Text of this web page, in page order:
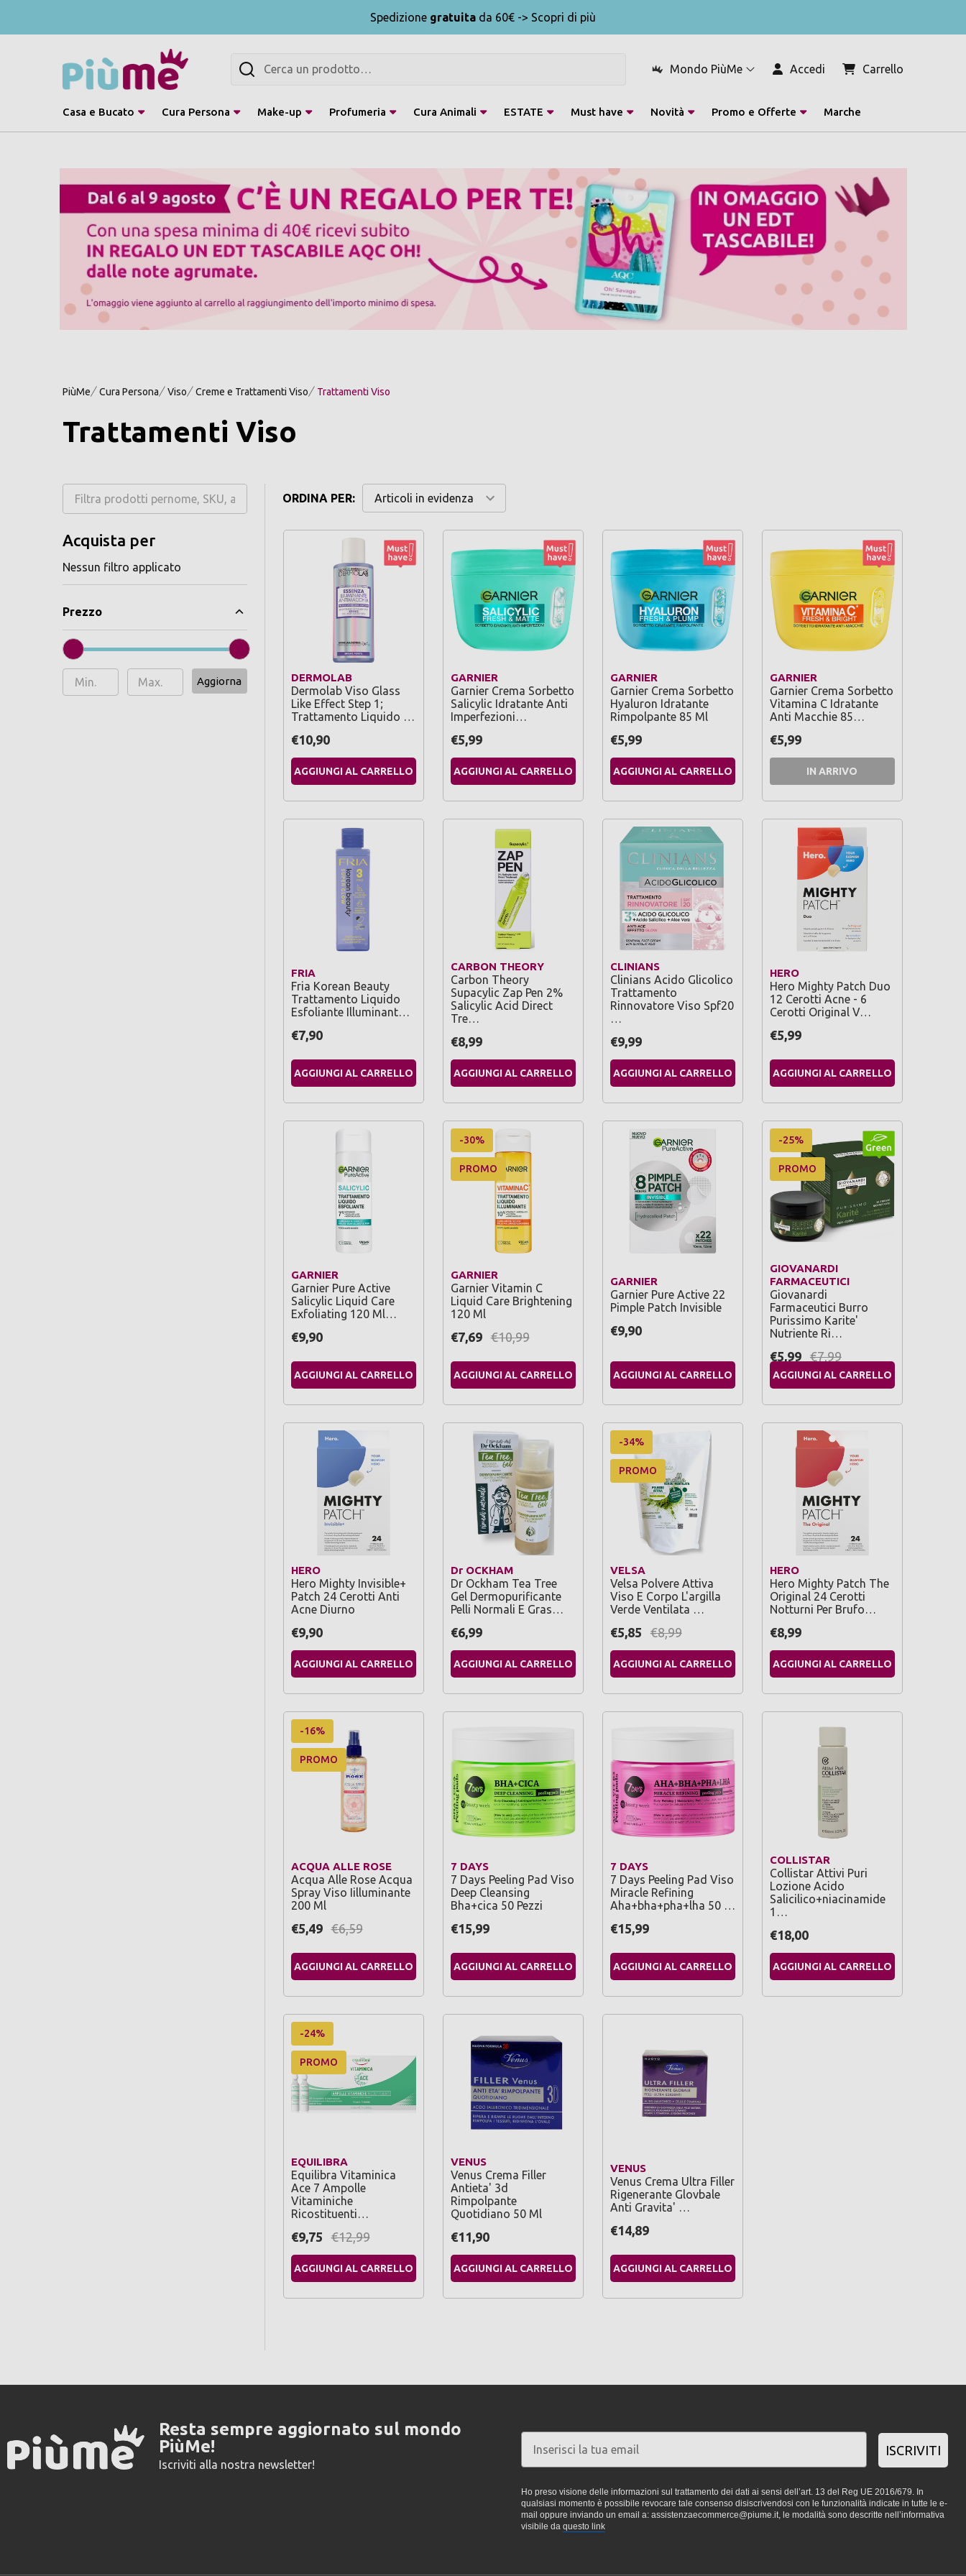
Spedizione gratuita da 60€ -> Scopri di più
Mondo PiùMe Accedi Carrello
Cerca
Casa e Bucato Cura Persona Make-up Profumeria Cura Animali ESTATE Must have Novità Promo e Offerte Marche
PiùMe Cura Persona Viso Creme e Trattamenti Viso Trattamenti Viso
Trattamenti Viso
Acquista per
Nessun filtro applicato
Prezzo
Aggiorna
ORDINA PER:
DERMOLAB
Dermolab Viso Glass
Like Effect Step 1;
Trattamento Liquido …
€10,90
AGGIUNGI AL CARRELLO
GARNIER
Garnier Crema Sorbetto
Salicylic Idratante Anti
Imperfezioni…
€5,99
AGGIUNGI AL CARRELLO
GARNIER
Garnier Crema Sorbetto
Hyaluron Idratante
Rimpolpante 85 Ml
€5,99
AGGIUNGI AL CARRELLO
GARNIER
Garnier Crema Sorbetto
Vitamina C Idratante
Anti Macchie 85…
€5,99
IN ARRIVO
FRIA
Fria Korean Beauty
Trattamento Liquido
Esfoliante Illuminant…
€7,90
AGGIUNGI AL CARRELLO
CARBON THEORY
Carbon Theory
Supacylic Zap Pen 2%
Salicylic Acid Direct
Tre…
€8,99
AGGIUNGI AL CARRELLO
CLINIANS
Clinians Acido Glicolico
Trattamento
Rinnovatore Viso Spf20
…
€9,99
AGGIUNGI AL CARRELLO
HERO
Hero Mighty Patch Duo
12 Cerotti Acne - 6
Cerotti Original V…
€5,99
AGGIUNGI AL CARRELLO
GARNIER
Garnier Pure Active
Salicylic Liquid Care
Exfoliating 120 Ml…
€9,90
AGGIUNGI AL CARRELLO
-30%
PROMO
GARNIER
Garnier Vitamin C
Liquid Care Brightening
120 Ml
€7,69 €10,99
AGGIUNGI AL CARRELLO
GARNIER
Garnier Pure Active 22
Pimple Patch Invisible
€9,90
AGGIUNGI AL CARRELLO
-25%
PROMO
GIOVANARDI
FARMACEUTICI
Giovanardi
Farmaceutici Burro
Purissimo Karite'
Nutriente Ri…
€5,99 €7,99
AGGIUNGI AL CARRELLO
HERO
Hero Mighty Invisible+
Patch 24 Cerotti Anti
Acne Diurno
€9,90
AGGIUNGI AL CARRELLO
Dr OCKHAM
Dr Ockham Tea Tree
Gel Dermopurificante
Pelli Normali E Gras…
€6,99
AGGIUNGI AL CARRELLO
-34%
PROMO
VELSA
Velsa Polvere Attiva
Viso E Corpo L'argilla
Verde Ventilata …
€5,85 €8,99
AGGIUNGI AL CARRELLO
HERO
Hero Mighty Patch The
Original 24 Cerotti
Notturni Per Brufo…
€8,99
AGGIUNGI AL CARRELLO
-16%
PROMO
ACQUA ALLE ROSE
Acqua Alle Rose Acqua
Spray Viso Iilluminante
200 Ml
€5,49 €6,59
AGGIUNGI AL CARRELLO
7 DAYS
7 Days Peeling Pad Viso
Deep Cleansing
Bha+cica 50 Pezzi
€15,99
AGGIUNGI AL CARRELLO
7 DAYS
7 Days Peeling Pad Viso
Miracle Refining
Aha+bha+pha+lha 50 …
€15,99
AGGIUNGI AL CARRELLO
COLLISTAR
Collistar Attivi Puri
Lozione Acido
Salicilico+niacinamide
1…
€18,00
AGGIUNGI AL CARRELLO
-24%
PROMO
EQUILIBRA
Equilibra Vitaminica
Ace 7 Ampolle
Vitaminiche
Ricostituenti…
€9,75 €12,99
AGGIUNGI AL CARRELLO
VENUS
Venus Crema Filler
Antieta' 3d
Rimpolpante
Quotidiano 50 Ml
€11,90
AGGIUNGI AL CARRELLO
VENUS
Venus Crema Ultra Filler
Rigenerante Glovbale
Anti Gravita' …
€14,89
AGGIUNGI AL CARRELLO
Resta sempre aggiornato sul mondo
PiùMe!
Iscriviti alla nostra newsletter!
ISCRIVITI
Ho preso visione delle informazioni sul trattamento dei dati ai sensi dell’art. 13 del Reg UE 2016/679. In
qualsiasi momento è possibile revocare tale consenso disiscrivendosi con le funzionalità indicate in tutte le e-
mail oppure inviando un email a: assistenzaecommerce@piume.it, le modalità sono descritte nell’informativa
visibile da questo link